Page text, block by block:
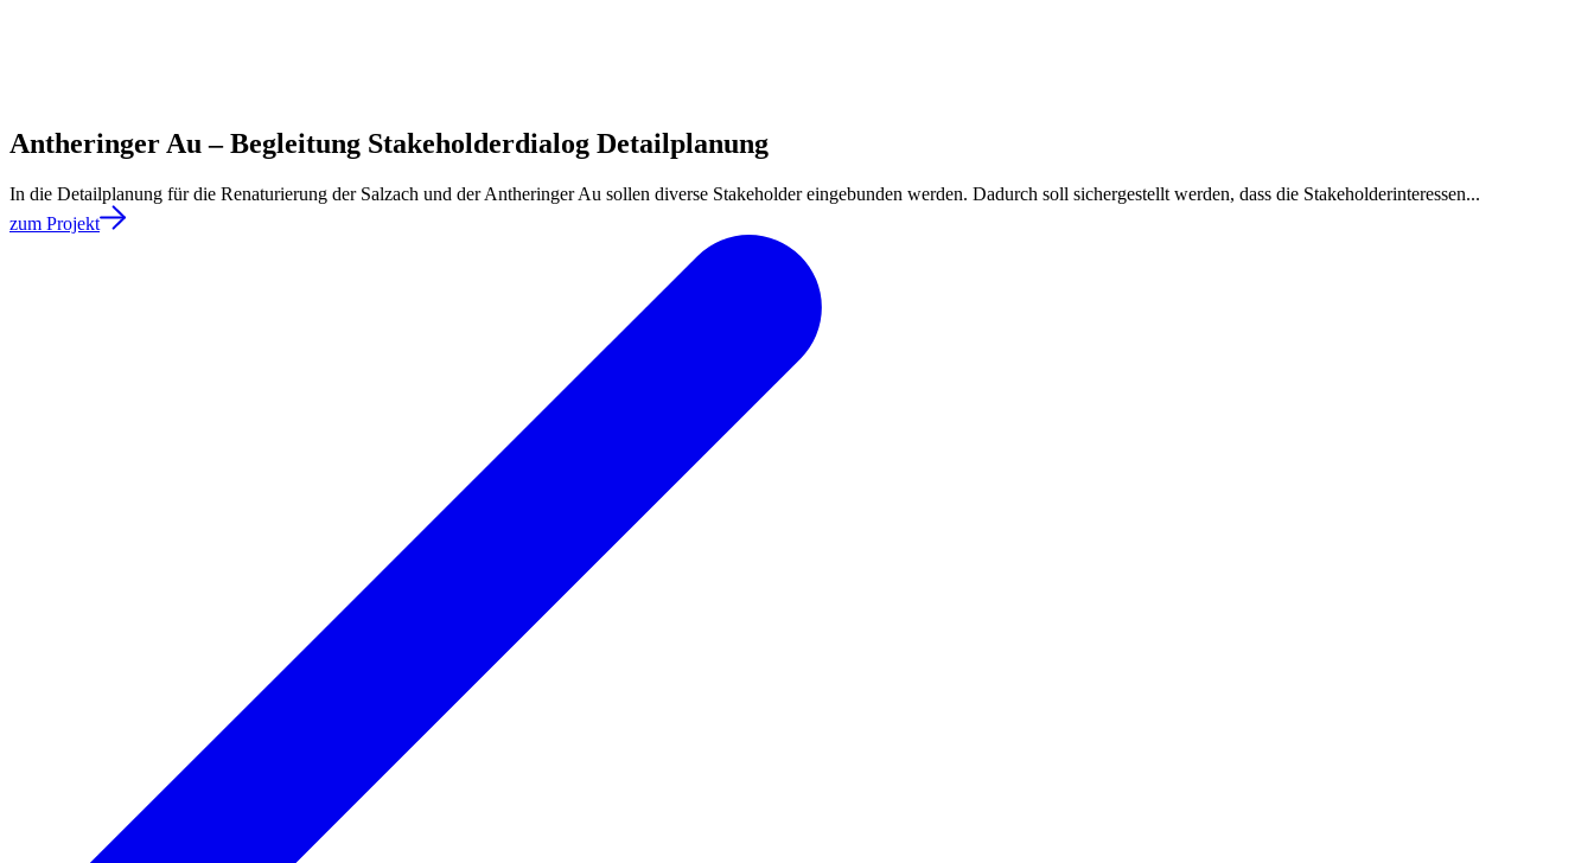
Antheringer Au – Begleitung Stakeholderdialog Detailplanung
In die Detailplanung für die Renaturierung der Salzach und der Antheringer Au sollen diverse Stakeholder eingebunden werden. Dadurch soll sichergestellt werden, dass die Stakeholderinteressen...
zum Projekt